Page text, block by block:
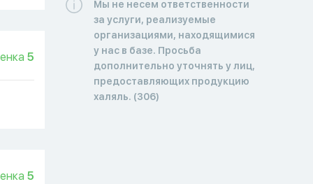
5
5
Мы не несем ответственности
за услуги, реализуемые
организациями, находящимися
у нас в базе. Просьба
дополнительно уточнять у лиц,
предоставляющих продукцию
халяль. (306)